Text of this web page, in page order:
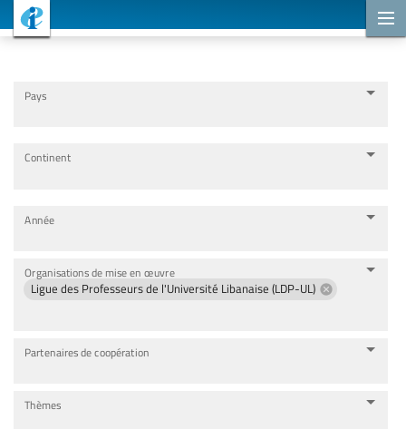
Pays
Continent
Année
Organisations de mise en œuvre
Ligue des Professeurs de l'Université Libanaise (LDP-UL)
Partenaires de coopération
Thèmes